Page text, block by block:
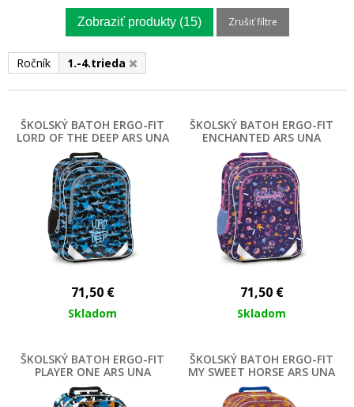
Zobraziť produkty (15) Zrušiť filtre
Ročník 1.-4.trieda
ŠKOLSKÝ BATOH ERGO-FIT
LORD OF THE DEEP ARS UNA
71,50 €
Skladom
ŠKOLSKÝ BATOH ERGO-FIT
ENCHANTED ARS UNA
71,50 €
Skladom
ŠKOLSKÝ BATOH ERGO-FIT
PLAYER ONE ARS UNA
ŠKOLSKÝ BATOH ERGO-FIT
MY SWEET HORSE ARS UNA